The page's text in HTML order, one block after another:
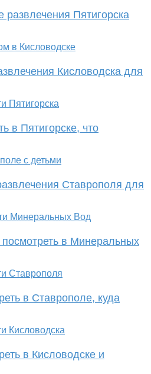
Пятигорска
Кисловодска для
в Пятигорске, что
Ставрополя для
в Минеральных
в Ставрополе, куда
в Кисловодске и